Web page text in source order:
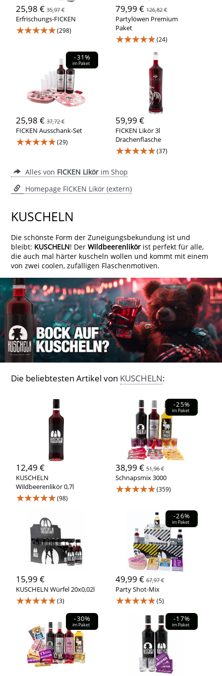
25,98 €35,97 €
Erfrischungs-FICKEN
★★★★★(298)
79,99 € 126,82 €
Partylöwen Premium
Paket
★★★★★(24)
-31%
im Paket
25,98 €37,72 €
FICKEN Ausschank-Set
★★★★★(29)
59,99 €
FICKEN Likör 3l
Drachenflasche
★★★★★(37)
Alles von FICKEN Likör im Shop
Homepage FICKEN Likör (extern)
KUSCHELN
Die schönste Form der Zuneigungsbekundung ist und
bleibt: KUSCHELN! DerWildbeerenlikör ist perfekt für alle,
die auch mal härter kuscheln wollen und kommt mit einem
von zwei coolen, zufälligen Flaschenmotiven.
Die beliebtesten Artikel von KUSCHELN:
12,49 €
KUSCHELN
Wildbeerenlikör 0,7l
★★★★★(98)
-25%
im Paket
38,99 € 51,96 €
Schnapsmix 3000
★★★★★(359)
15,99 €
KUSCHELN Würfel 20x0,02l
★★★★★(3)
-26%
im Paket
49,99 € 67,97 €
Party Shot-Mix
★★★★★(5)
-30%
im Paket
-17%
im Paket